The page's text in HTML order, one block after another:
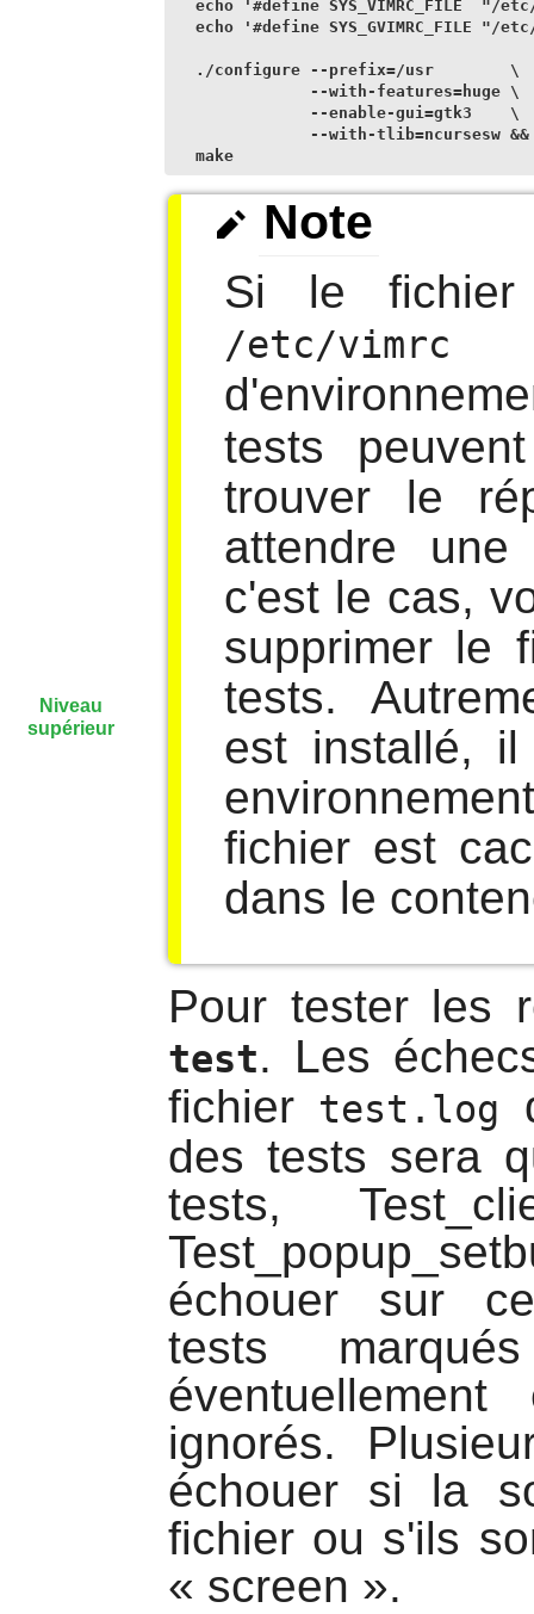
echo '#define SYS_VIMRC_FILE  "/
echo '#define SYS_GVIMRC_FILE "/
./configure --prefix=/usr        \
            --with-features=huge \
            --enable-gui=gtk3    \
            --with-tlib=ncursesw &&
make
Note
Si le fichier
/etc/vimrc
tests
trouver le
attendre
c'est le cas,
supprimer le
tests.
est installé,
fichier est
dans le
Pour tester les
test. Les
fichier
test.log
des tests sera
tests,
échouer sur
tests
ignorés.
échouer si la
fichier ou s'ils
« screen ».
Niveau
supérieur